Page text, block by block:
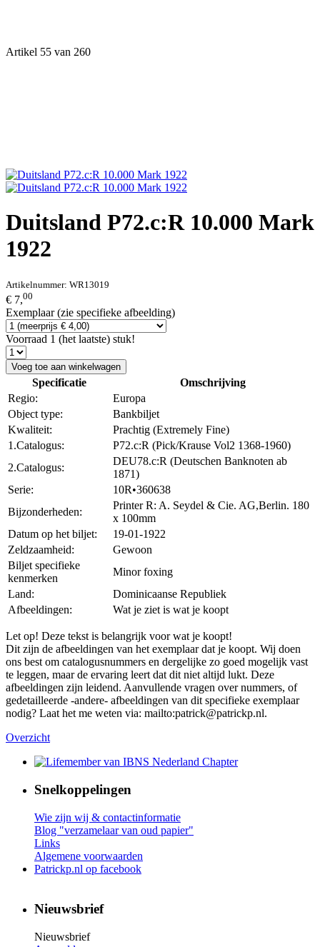
Artikel 55 van 260
Duitsland P72.c:R 10.000 Mark
1922
Artikelnummer: WR13019
€ 7,00
Exemplaar (zie specifieke afbeelding)
Voorraad 1 (het laatste) stuk!
Voeg toe aan winkelwagen
Specificatie
Omschrijving
Regio:
Europa
Object type:
Bankbiljet
Kwaliteit:
Prachtig (Extremely Fine)
1.Catalogus:
P72.c:R (Pick/Krause Vol2 1368-1960)
2.Catalogus:
DEU78.c:R (Deutschen Banknoten ab
1871)
Serie:
10R•360638
Bijzonderheden:
Printer R: A. Seydel & Cie. AG,Berlin. 180
x 100mm
Datum op het biljet:
19-01-1922
Zeldzaamheid:
Gewoon
Biljet specifieke
kenmerken
Minor foxing
Land:
Dominicaanse Republiek
Afbeeldingen:
Wat je ziet is wat je koopt
Let op! Deze tekst is belangrijk voor wat je koopt!
Dit zijn de afbeeldingen van het exemplaar dat je koopt. Wij doen
ons best om catalogusnummers en dergelijke zo goed mogelijk vast
te leggen, maar de ervaring leert dat dit niet altijd lukt. Deze
afbeeldingen zijn leidend. Aanvullende vragen over nummers, of
gedetailleerde -andere- afbeeldingen van dit specifieke exemplaar
nodig? Laat het me weten via: mailto:patrick@patrickp.nl.
Overzicht
Snelkoppelingen
Wie zijn wij & contactinformatie
Blog "verzamelaar van oud papier"
Links
Algemene voorwaarden
Patrickp.nl op facebook
Nieuwsbrief
Nieuwsbrief